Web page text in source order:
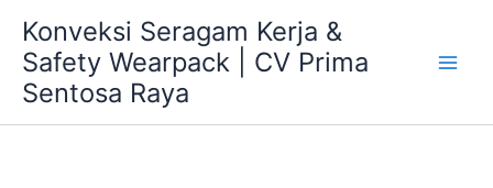
content
Konveksi Seragam Kerja &
Safety Wearpack | CV Prima
Sentosa Raya